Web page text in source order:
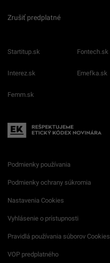
Zrušiť predplatné
Startitup.sk Fontech.sk
Interez.sk Emefka.sk
Femm.sk
Podmienky používania
Podmienky ochrany súkromia
Nastavenia Cookies
Vyhlásenie o prístupnosti
Pravidlá používania súborov Cookies
VOP predplatného